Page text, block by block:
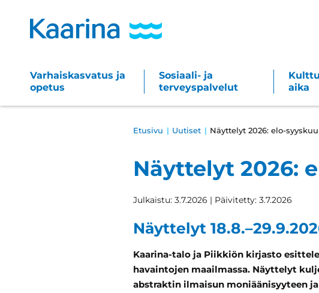
sisältöön
Main
navigation
Varhaiskasvatus ja
opetus
Sosiaali- ja
terveyspalvelut
aika
Breadcrumb
Etusivu Uutiset Näyttelyt 2026: elo-syyskuu
Näyttelyt 2026:
Julkaistu: 3.7.2026 | Päivitetty: 3.7.2026
Näyttelyt
Kaarina-talo ja Piikkiön kirjasto
havaintojen maailmassa. Näyttelyt
abstraktin ilmaisun moniäänisyyteen